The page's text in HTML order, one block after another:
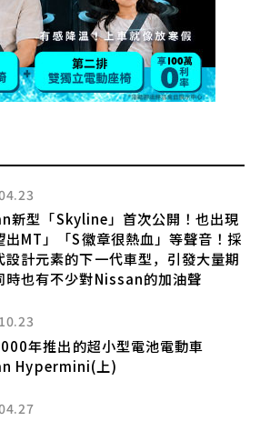
新型「Skyline」首次公開！也出現
出MT」「S徽章很熱血」等聲音！採
設計元素的下一代車型，引發大量期
時也有不少對Nissan的加油聲
年推出的超小型電池電動車
Hypermini(上)